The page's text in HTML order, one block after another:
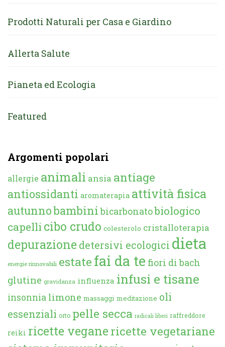
Prodotti Naturali per Casa e Giardino
Allerta Salute
Pianeta ed Ecologia
Featured
Argomenti popolari
allergie animali ansia antiage
antiossidanti aromaterapia attività fisica
autunnobambini bicarbonatobiologico
capelli cibo crudo colesterolo cristalloterapia
depurazione detersivi ecologici dieta
energie rinnovabili estate fai da te fiori di bach
glutine gravidanza influenza infusi e tisane
insonnia limone massaggi meditazione oli
essenziali orto pelle secca radicali liberi raffreddore
reiki ricette veganericette vegetariane